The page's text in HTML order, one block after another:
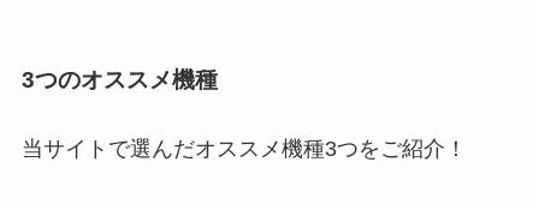
3つのオススメ機種
当サイトで選んだオススメ機種3つをご紹介！